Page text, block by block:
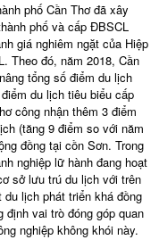
phố Cần Thơ đã xây
phố và cấp ĐBSCL
giá nghiêm ngặt của Hiệp
Theo đó, năm 2018, Cần
tổng số điểm du lịch
du lịch tiêu biểu cấp
công nhận thêm 3 điểm
(tăng 9 điểm so với năm
đồng tại cồn Sơn. Trong
nghiệp lữ hành đang hoạt
sở lưu trú du lịch với trên
lịch phát triển khá đồng
định vai trò đóng góp quan
nghiệp không khói này.